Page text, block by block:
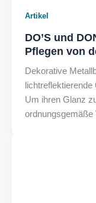
Artikel
DO’S und
Pflegen von
Dekorative
Um ihren Glanz
ordnungsgemäße